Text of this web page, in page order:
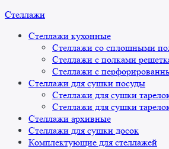
Стеллажи
Стеллажи кухонные
Стеллажи со сплошными
Стеллажи с полками
Стеллажи с
Стеллажи для сушки посуды
Стеллажи для сушки
Стеллажи для сушки
Стеллажи архивные
Стеллажи для сушки досок
Комплектующие для стеллажей